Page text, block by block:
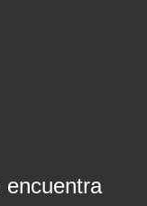
encuentra